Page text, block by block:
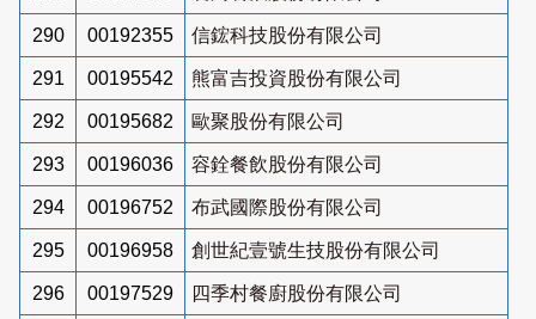
290 00192355 信鋐科技股份有限公司
291 00195542 熊富吉投資股份有限公司
292 00195682 歐聚股份有限公司
293 00196036 容銓餐飲股份有限公司
294 00196752 布武國際股份有限公司
295 00196958 創世紀壹號生技股份有限公司
296 00197529 四季村餐廚股份有限公司